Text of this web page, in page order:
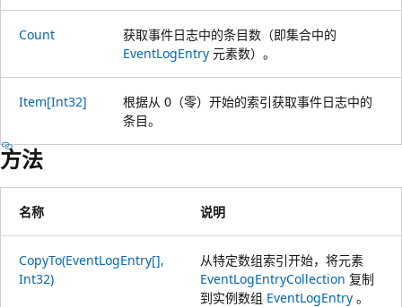
Count
获取事件日志中的条目数（即集合中的
EventLogEntry 元素数）。
Item[Int32]
根据从 0（零）开始的索引获取事件日志中的
条目。
方法
名称 说明
CopyTo(EventLogEntry[],
Int32)
从特定数组索引开始，将元素
EventLogEntryCollection 复制
到实例数组 EventLogEntry 。